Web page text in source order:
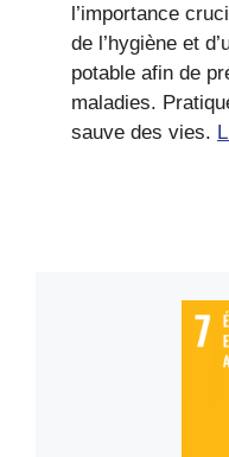
l’importance
de l’hygiène et
potable afin de
maladies.
sauve des vies.